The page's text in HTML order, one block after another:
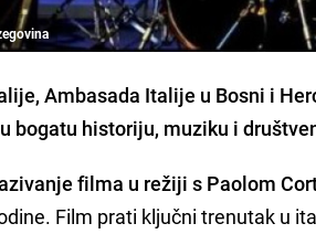
Ambasada Italije u Bosni i
bogatu historiju, muziku i
filma u režiji s Paolom
Film prati ključni trenutak u